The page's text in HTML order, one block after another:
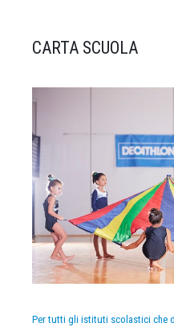
CARTA SCUOLA
Per tutti gli istituti scolastici che